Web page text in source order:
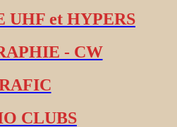
UHF et HYPERS
- CW
CLUBS